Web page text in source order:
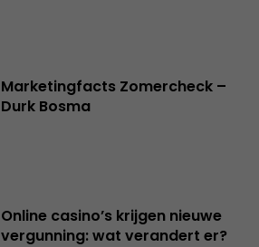
Marketingfacts Zomercheck –
Durk Bosma
Online casino’s krijgen nieuwe
vergunning: wat verandert er?